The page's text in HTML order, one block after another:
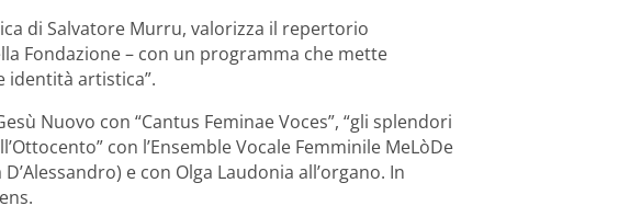
di Salvatore Murru, valorizza il repertorio
Fondazione – con un programma che mette
identità artistica”.
Nuovo con “Cantus Feminae Voces”, “gli splendori
con l’Ensemble Vocale Femminile MeLòDe
e con Olga Laudonia all’organo. In